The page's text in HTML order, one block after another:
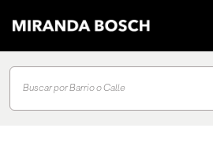
Buscar por Barrio o Calle